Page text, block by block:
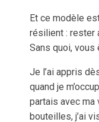
Et ce modèle
résilient : rester
Sans quoi, vous
Je l’ai appris
quand je
partais avec
bouteilles, j’ai